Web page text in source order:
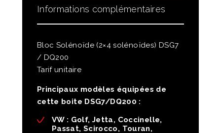
Informations complémentaires
Bloc Solénoïde (2×4 solénoïdes) DSG7
/ DQ200
Tarif unitaire
Principaux modèles équipées de
cette boite DSG7/DQ200 :
VW : Golf, Jetta, Coccinelle,
Passat, Scirocco, Touran,